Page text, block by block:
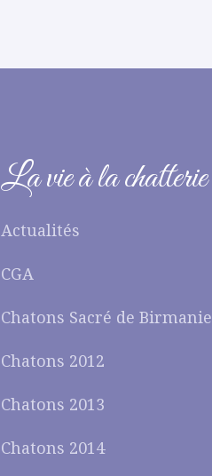
La vie à la chatterie
Actualités
CGA
Chatons Sacré de Birmanie
Chatons 2012
Chatons 2013
Chatons 2014